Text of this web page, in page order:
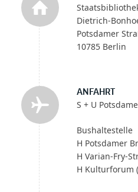
Dietrich-
Potsdamer
10785 Berlin
ANFAHRT
S + U
Bushaltestelle
H Potsdamer
H Varian-Fry-
H Kulturforum